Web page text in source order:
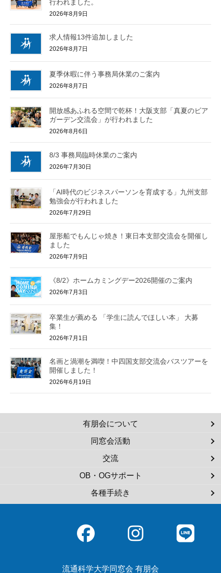
行われました。
2026年8月9日
求人情報13件追加しました
2026年8月7日
夏季休暇に伴う事務局休業のご案内
2026年8月7日
開放感あふれる空間で乾杯！大阪支部「真夏のビア
ガーデン交流会」が行われました
2026年8月6日
8/3 事務局臨時休業のご案内
2026年7月30日
「AI時代のビジネスパーソンを育成する」九州支部
勉強会が行われました
2026年7月29日
屋形船でもんじゃ焼き！東日本支部交流会を開催し
ました
2026年7月9日
《8/2》ホームカミングデー2026開催のご案内
2026年7月3日
卒業生が薦める 「学生に読んでほしい本」 大募
集！
2026年7月1日
名画と渦潮を満喫！中四国支部交流会バスツアーを
開催しました！
2026年6月19日
有朋会について
同窓会活動
交流
OB・OGサポート
各種手続き
流通科学大学同窓会 有朋会